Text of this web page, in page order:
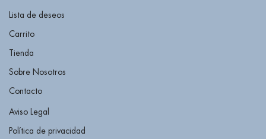
Lista de deseos
Carrito
Tienda
Sobre Nosotros
Contacto
Aviso Legal
Política de privacidad